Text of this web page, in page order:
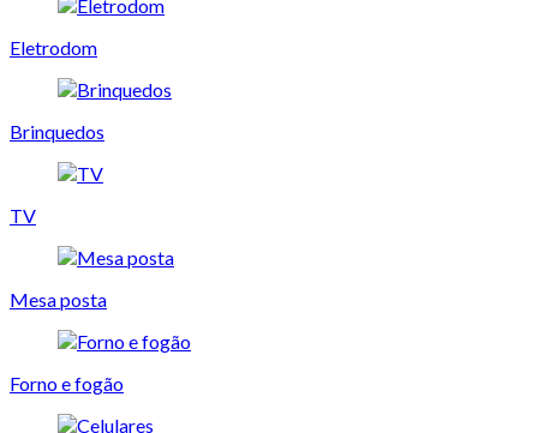
Eletrodom
Brinquedos
TV
Mesa posta
Forno e fogão